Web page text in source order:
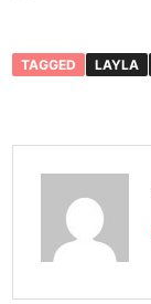
TAGGED LAYLA